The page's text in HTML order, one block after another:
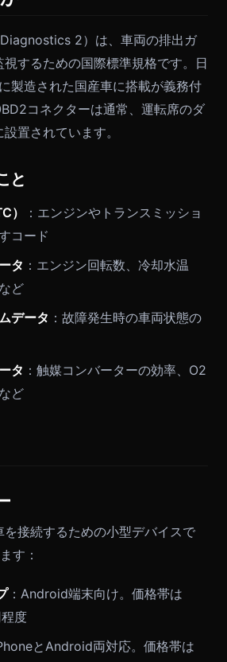
2）は、車両の排出ガ
するための国際標準規格です。日
製造された国産車に搭載が義務付
コネクターは通常、運転席のダ
置されています。
と
）
：エンジンやトランスミッショ
コード
タ ：エンジン回転数、冷却水温
ど
データ ：故障発生時の車両状態の
タ ：触媒コンバーターの効率、O2
ど
を接続するための小型デバイスで
す：
：Android端末向け。価格帯は
度
とAndroid両対応。価格帯は